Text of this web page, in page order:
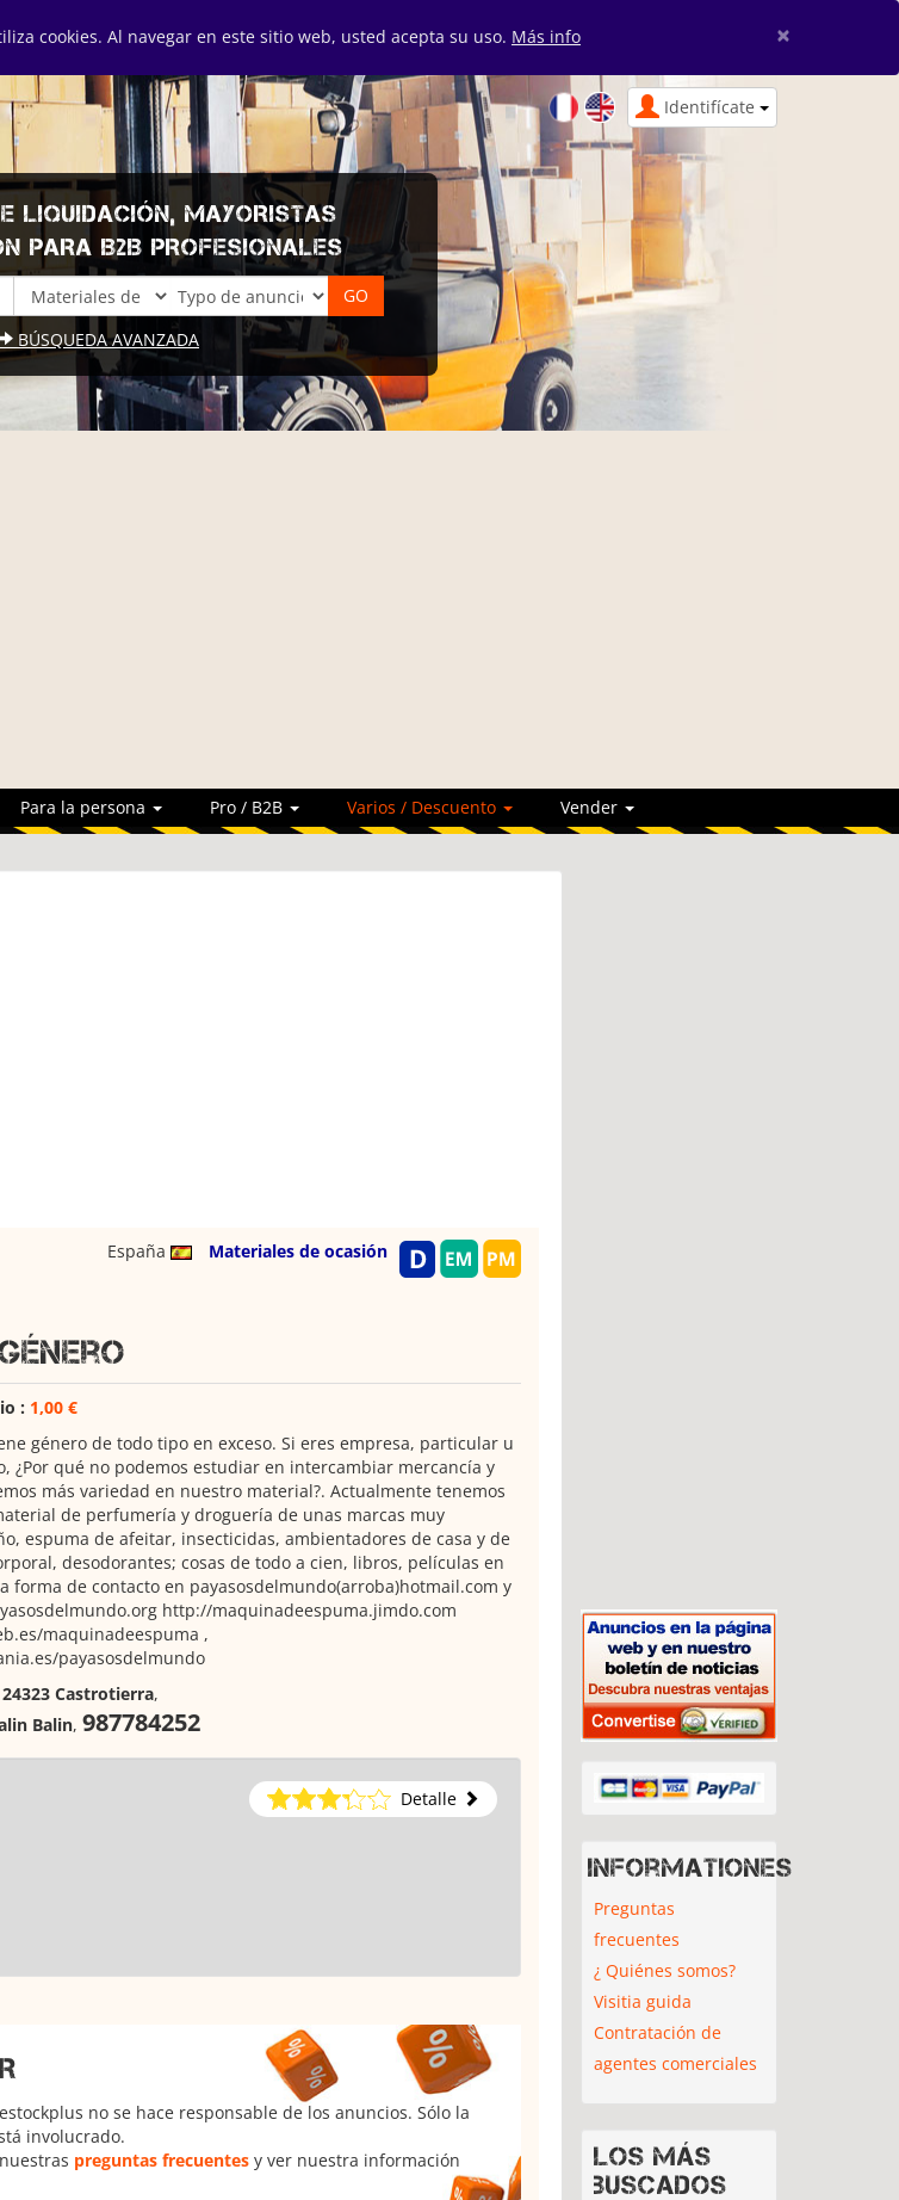
cookies. Al navegar en este sitio web, usted acepta su uso. Más info ×
Identifícate
LIQUIDACIÓN, MAYORISTAS
PARA B2B PROFESIONALES
BÚSQUEDA AVANZADA
Para la persona Pro / B2B Varios / Descuento Vender
España
Materiales de ocasión
: 1,00 €
género de todo tipo en exceso. Si eres empresa, particular u
¿Por qué no podemos estudiar en intercambiar mercancía y
más variedad en nuestro material?. Actualmente tenemos
de perfumería y droguería de unas marcas muy
espuma de afeitar, insecticidas, ambientadores de casa y de
desodorantes; cosas de todo a cien, libros, películas en
forma de contacto en payasosdelmundo(arroba)hotmail.com y
http://maquinadeespuma.jimdo.com
maquinadeespuma ,
payasosdelmundo
24323 Castrotierra,
Balin, 987784252
Detalle
no se hace responsable de los anuncios. Sólo la
involucrado.
preguntas frecuentes y ver nuestra información
Informationes
Preguntas
frecuentes
¿ Quiénes somos?
Visitia guida
Contratación de
agentes comerciales
Los más
buscados